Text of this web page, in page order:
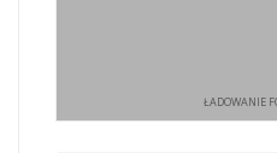
ŁADOWANIE